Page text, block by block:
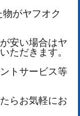
がヤフオク
安い場合はヤ
ただきます。
トサービス等
らお気軽にお